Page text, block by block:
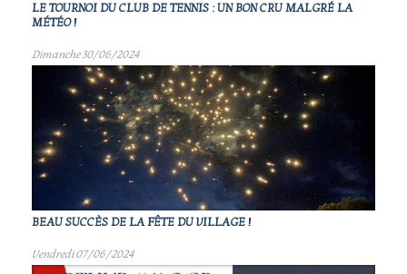
LE TOURNOI DU CLUB DE TENNIS : UN BON CRU MALGRÉ LA
MÉTÉO !
Dimanche 30/06/2024
BEAU SUCCÈS DE LA FÊTE DU VILLAGE !
Vendredi 07/06/2024